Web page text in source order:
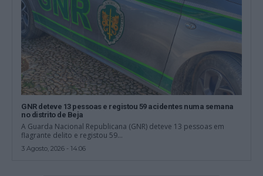
GNR deteve 13 pessoas e registou 59 acidentes numa semana
no distrito de Beja
A Guarda Nacional Republicana (GNR) deteve 13 pessoas em
flagrante delito e registou 59...
3 Agosto, 2026 - 14:06